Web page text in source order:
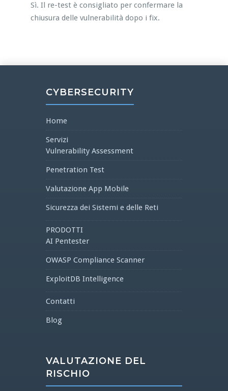
Sì. Il re-test è consigliato per confermare la
chiusura delle vulnerabilità dopo i fix.
CYBERSECURITY
Home
Servizi
Vulnerability Assessment
Penetration Test
Valutazione App Mobile
Sicurezza dei Sistemi e delle Reti
PRODOTTI
AI Pentester
OWASP Compliance Scanner
ExploitDB Intelligence
Contatti
Blog
VALUTAZIONE DEL
RISCHIO